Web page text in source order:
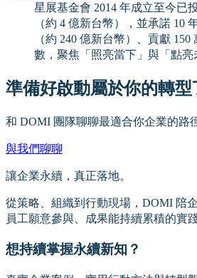
星展基金會 2014 年成立至今已
（約 4 億新台幣），並承諾 10
（約 240 億新台幣）、貢獻
數，聚焦「照亮當下」與「點亮
準備好啟動屬於你的轉型
和 DOMI 團隊聊聊最適合你企業的路
與我們聊聊
讓企業永續，真正落地。
從策略、組織到行動現場，DOMI 陪
員工願意參與、成果能持續累積的實踐
想持續掌握永續新知？